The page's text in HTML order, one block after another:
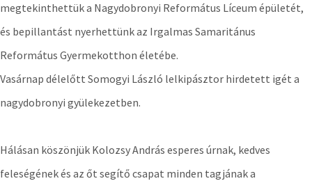
megtekinthettük a Nagydobronyi Református Líceum épületét,
és bepillantást nyerhettünk az Irgalmas Samaritánus
Református Gyermekotthon életébe.
Vasárnap délelőtt Somogyi László lelkipásztor hirdetett igét a
nagydobronyi gyülekezetben.
Hálásan köszönjük Kolozsy András esperes úrnak, kedves
feleségének és az őt segítő csapat minden tagjának a